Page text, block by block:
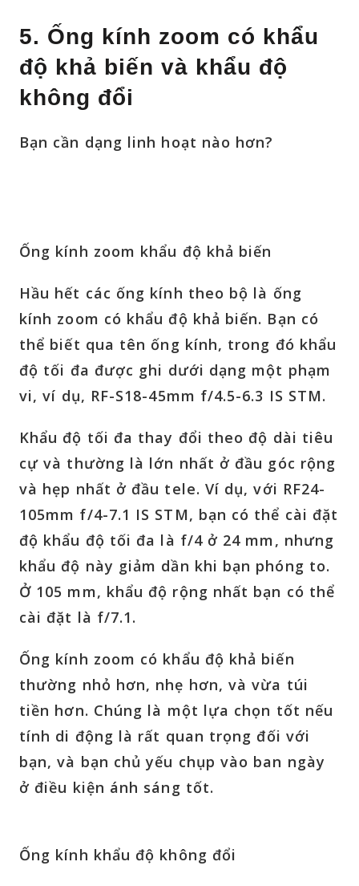
5. Ống kính zoom có khẩu
độ khả biến và khẩu độ
không đổi
Bạn cần dạng linh hoạt nào hơn?
Ống kính zoom khẩu độ khả biến
Hầu hết các ống kính theo bộ là ống
kính zoom có khẩu độ khả biến. Bạn có
thể biết qua tên ống kính, trong đó khẩu
độ tối đa được ghi dưới dạng một phạm
vi, ví dụ, RF-S18-45mm f/4.5-6.3 IS STM.
Khẩu độ tối đa thay đổi theo độ dài tiêu
cự và thường là lớn nhất ở đầu góc rộng
và hẹp nhất ở đầu tele. Ví dụ, với RF24-
105mm f/4-7.1 IS STM, bạn có thể cài đặt
độ khẩu độ tối đa là f/4 ở 24 mm, nhưng
khẩu độ này giảm dần khi bạn phóng to.
Ở 105 mm, khẩu độ rộng nhất bạn có thể
cài đặt là f/7.1.
Ống kính zoom có khẩu độ khả biến
thường nhỏ hơn, nhẹ hơn, và vừa túi
tiền hơn. Chúng là một lựa chọn tốt nếu
tính di động là rất quan trọng đối với
bạn, và bạn chủ yếu chụp vào ban ngày
ở điều kiện ánh sáng tốt.
Ống kính khẩu độ không đổi